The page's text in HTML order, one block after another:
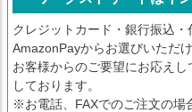
クレジットカード・銀行振込・
AmazonPayからお選びいただけ
お客様からのご要望にお応え
しております。
※お電話、FAXでのご注文の場